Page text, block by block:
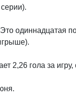
одиннадцатая
2,26 гола за